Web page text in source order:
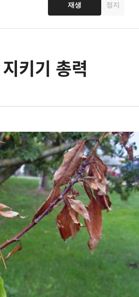
재생 정지
키기 총력